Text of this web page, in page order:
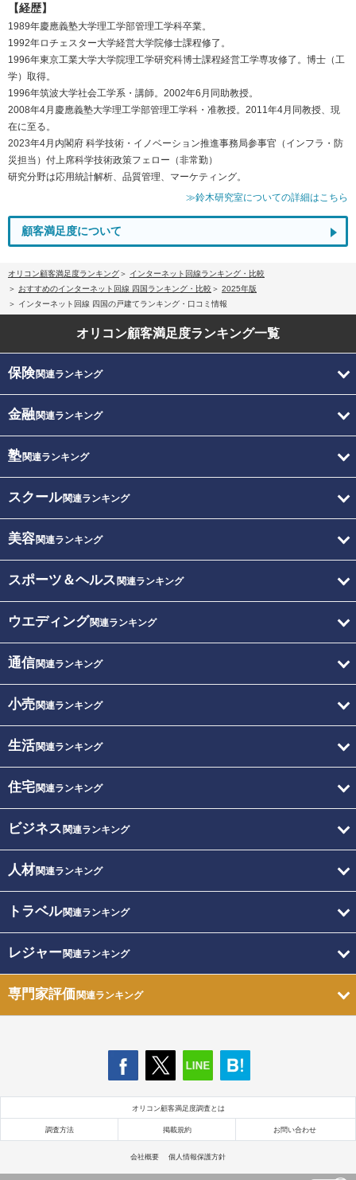
【経歴】
1989年慶應義塾大学理工学部管理工学科卒業。
1992年ロチェスター大学経営大学院修士課程修了。
1996年東京工業大学大学院理工学研究科博士課程経営工学専攻修了。博士（工
学）取得。
1996年筑波大学社会工学系・講師。2002年6月同助教授。
2008年4月慶應義塾大学理工学部管理工学科・准教授。2011年4月同教授、現
在に至る。
2023年4月内閣府 科学技術・イノベーション推進事務局参事官（インフラ・防
災担当）付上席科学技術政策フェロー（非常勤）
研究分野は応用統計解析、品質管理、マーケティング。
≫鈴木研究室についての詳細はこちら
顧客満足度について
オリコン顧客満足度ランキング
インターネット回線ランキング・比較
おすすめのインターネット回線 四国ランキング・比較
2025年版
インターネット回線 四国の戸建てランキング・口コミ情報
オリコン顧客満足度ランキング一覧
保険関連ランキング
金融関連ランキング
塾関連ランキング
スクール関連ランキング
美容関連ランキング
スポーツ＆ヘルス 関連ランキング
ウエディング関連ランキング
通信関連ランキング
小売関連ランキング
生活関連ランキング
住宅関連ランキング
ビジネス 関連ランキング
人材関連ランキング
トラベル関連ランキング
レジャー関連ランキング
専門家評価関連ランキング
オリコン顧客満足度調査とは
調査方法 掲載規約 お問い合わせ
会社概要 個人情報保護方針